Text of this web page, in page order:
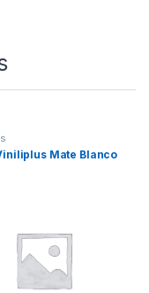
Mate Blanco